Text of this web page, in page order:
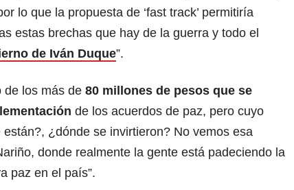
lo que la propuesta de ‘fast track’ permitiría
estas brechas que hay de la guerra y todo el
de Iván Duque”.
de los más de 80 millones de pesos que se
de los acuerdos de paz, pero cuyo
¿dónde se invirtieron? No vemos esa
donde realmente la gente está padeciendo la
paz en el país”.